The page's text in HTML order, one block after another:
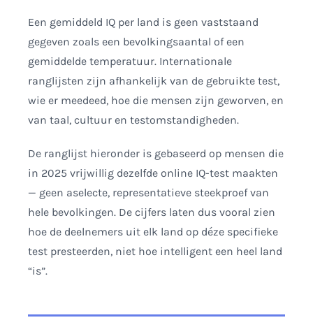
Een gemiddeld IQ per land is geen vaststaand
gegeven zoals een bevolkingsaantal of een
gemiddelde temperatuur. Internationale
ranglijsten zijn afhankelijk van de gebruikte test,
wie er meedeed, hoe die mensen zijn geworven, en
van taal, cultuur en testomstandigheden.
De ranglijst hieronder is gebaseerd op mensen die
in 2025 vrijwillig dezelfde online IQ-test maakten
— geen aselecte, representatieve steekproef van
hele bevolkingen. De cijfers laten dus vooral zien
hoe de deelnemers uit elk land op déze specifieke
test presteerden, niet hoe intelligent een heel land
“is”.